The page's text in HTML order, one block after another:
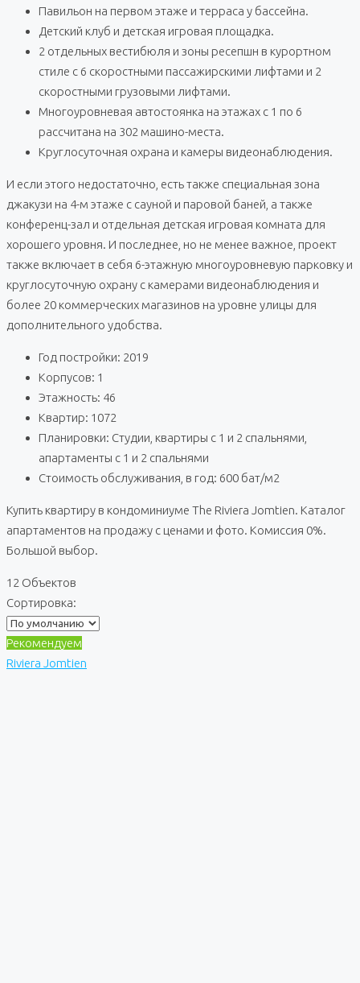
Павильон на первом этаже и терраса у бассейна.
Детский клуб и детская игровая площадка.
2 отдельных вестибюля и зоны ресепшн в курортном
стиле с 6 скоростными пассажирскими лифтами и 2
скоростными грузовыми лифтами.
Многоуровневая автостоянка на этажах с 1 по 6
рассчитана на 302 машино-места.
Круглосуточная охрана и камеры видеонаблюдения.
И если этого недостаточно, есть также специальная зона
джакузи на 4-м этаже с сауной и паровой баней, а также
конференц-зал и отдельная детская игровая комната для
хорошего уровня. И последнее, но не менее важное, проект
также включает в себя 6-этажную многоуровневую парковку и
круглосуточную охрану с камерами видеонаблюдения и
более 20 коммерческих магазинов на уровне улицы для
дополнительного удобства.
Год постройки: 2019
Корпусов: 1
Этажность: 46
Квартир: 1072
Планировки: Студии, квартиры с 1 и 2 спальнями,
апартаменты с 1 и 2 спальнями
Стоимость обслуживания, в год: 600 бат/м2
Купить квартиру в кондоминиуме The Riviera Jomtien. Каталог
апартаментов на продажу с ценами и фото. Комиссия 0%.
Большой выбор.
12 Объектов
Сортировка:
Рекомендуем
Riviera Jomtien